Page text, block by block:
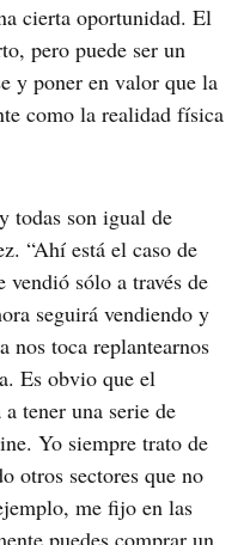
cierta oportunidad. El
pero puede ser un
y poner en valor que la
como la realidad física
todas son igual de
“Ahí está el caso de
sólo a través de
seguirá vendiendo y
nos toca replantearnos
Es obvio que el
tener una serie de
Yo siempre trato de
otros sectores que no
me fijo en las
puedes comprar un